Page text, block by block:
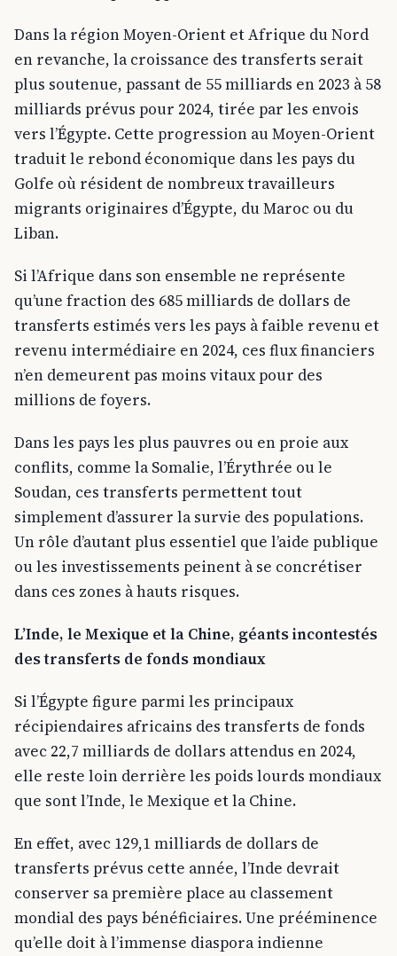
Dans la région Moyen-Orient et Afrique du Nord
en revanche, la croissance des transferts serait
plus soutenue, passant de 55 milliards en 2023 à 58
milliards prévus pour 2024, tirée par les envois
vers l’Égypte. Cette progression au Moyen-Orient
traduit le rebond économique dans les pays du
Golfe où résident de nombreux travailleurs
migrants originaires d’Égypte, du Maroc ou du
Liban.
Si l’Afrique dans son ensemble ne représente
qu’une fraction des 685 milliards de dollars de
transferts estimés vers les pays à faible revenu et
revenu intermédiaire en 2024, ces flux financiers
n’en demeurent pas moins vitaux pour des
millions de foyers.
Dans les pays les plus pauvres ou en proie aux
conflits, comme la Somalie, l’Érythrée ou le
Soudan, ces transferts permettent tout
simplement d’assurer la survie des populations.
Un rôle d’autant plus essentiel que l’aide publique
ou les investissements peinent à se concrétiser
dans ces zones à hauts risques.
L’Inde, le Mexique et la Chine, géants incontestés
des transferts de fonds mondiaux
Si l’Égypte figure parmi les principaux
récipiendaires africains des transferts de fonds
avec 22,7 milliards de dollars attendus en 2024,
elle reste loin derrière les poids lourds mondiaux
que sont l’Inde, le Mexique et la Chine.
En effet, avec 129,1 milliards de dollars de
transferts prévus cette année, l’Inde devrait
conserver sa première place au classement
mondial des pays bénéficiaires. Une prééminence
qu’elle doit à l’immense diaspora indienne